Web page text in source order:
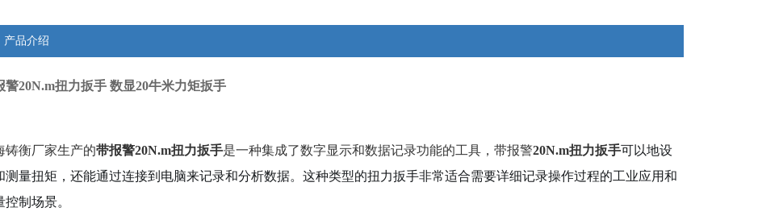
产品介绍
警20N.m扭力扳手 数显20牛米力矩扳手
铸衡厂家生产的带报警20N.m扭力扳手是一种集成了数字显示和数据记录功能的工具， 带报警20N.m扭力扳手可以地设
测量扭矩，还能通过连接到电脑来记录和分析数据。这种类型的扭力扳手非常适合需要详细记录操作过程的工业应用和
控制场景。